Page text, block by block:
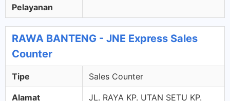
Pelayanan
RAWA BANTENG - JNE Express Sales
Counter
Tipe Sales Counter
Alamat
JL. RAYA KP. UTAN SETU KP.